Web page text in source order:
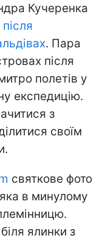
Кучеренка
після
. Пара
після
полетів у
експедицію.
з
своїм
святкове фото
яка в минулому
ялинки з